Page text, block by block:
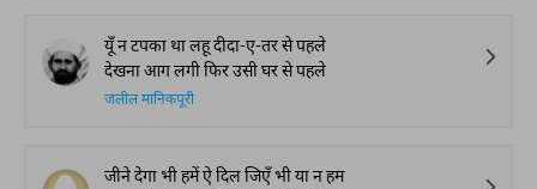
यूँ न टपका था लहू दीदा-ए-तर से पहले
देखना आग लगी फिर उसी घर से पहले
जलील मानिकपूरी
जीने देगा भी हमें ऐ दिल जिएँ भी या न हम